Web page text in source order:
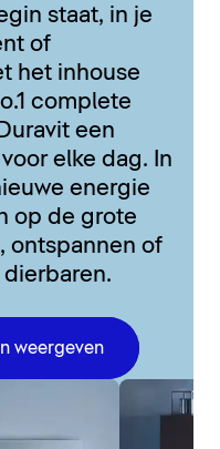
staat, in je
of
het inhouse
complete
een
elke dag. In
energie
op de grote
ontspannen of
weergeven